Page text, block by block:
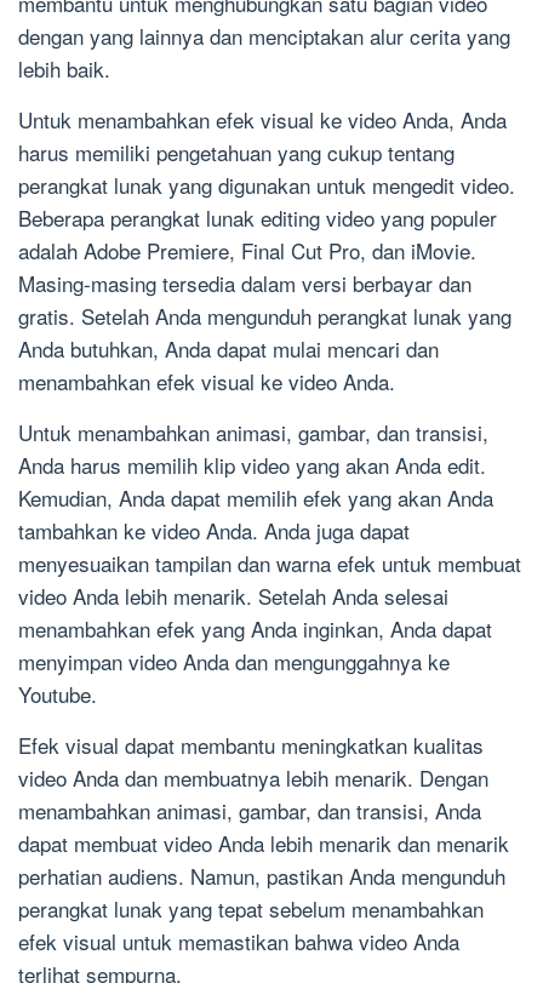
dengan yang lainnya dan menciptakan alur cerita yang
lebih baik.
Untuk menambahkan efek visual ke video Anda, Anda
harus memiliki pengetahuan yang cukup tentang
perangkat lunak yang digunakan untuk mengedit video.
Beberapa perangkat lunak editing video yang populer
adalah Adobe Premiere, Final Cut Pro, dan iMovie.
Masing-masing tersedia dalam versi berbayar dan
gratis. Setelah Anda mengunduh perangkat lunak yang
Anda butuhkan, Anda dapat mulai mencari dan
menambahkan efek visual ke video Anda.
Untuk menambahkan animasi, gambar, dan transisi,
Anda harus memilih klip video yang akan Anda edit.
Kemudian, Anda dapat memilih efek yang akan Anda
tambahkan ke video Anda. Anda juga dapat
menyesuaikan tampilan dan warna efek untuk membuat
video Anda lebih menarik. Setelah Anda selesai
menambahkan efek yang Anda inginkan, Anda dapat
menyimpan video Anda dan mengunggahnya ke
Youtube.
Efek visual dapat membantu meningkatkan kualitas
video Anda dan membuatnya lebih menarik. Dengan
menambahkan animasi, gambar, dan transisi, Anda
dapat membuat video Anda lebih menarik dan menarik
perhatian audiens. Namun, pastikan Anda mengunduh
perangkat lunak yang tepat sebelum menambahkan
efek visual untuk memastikan bahwa video Anda
terlihat sempurna.